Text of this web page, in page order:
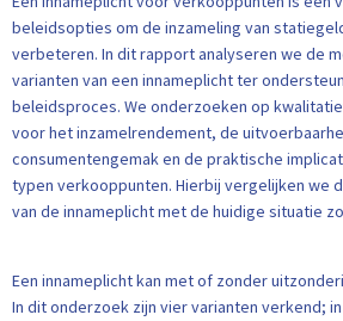
beleidsopties om de inzameling van
verbeteren. In dit rapport analyseren we de
varianten van een innameplicht ter
beleidsproces. We onderzoeken op
voor het inzamelrendement, de
consumentengemak en de praktische
typen verkooppunten. Hierbij vergelijken we
van de innameplicht met de huidige situatie
Een innameplicht kan met of zonder
In dit onderzoek zijn vier varianten verkend;